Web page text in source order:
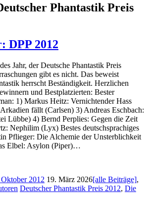
Phantastik Preis
DPP 2012
Jahr, der Deutsche Phantastik Preis
gibt es nicht. Das beweist
herrscht Beständigkeit. Herzlichen
und Bestplatzierten: Bester
1) Markus Heitz: Vernichtender Hass
fällt (Carlsen) 3) Andreas Eschbach:
Lübbe) 4) Bernd Perplies: Gegen die Zeit
Nephilim (Lyx) Bestes deutschsprachiges
Pflieger: Die Alchemie der Unsterblichkeit
Elbel: Asylon (Piper)…
2012 19. März 2026[alle Beiträge],
Deutscher Phantastik Preis 2012, Die